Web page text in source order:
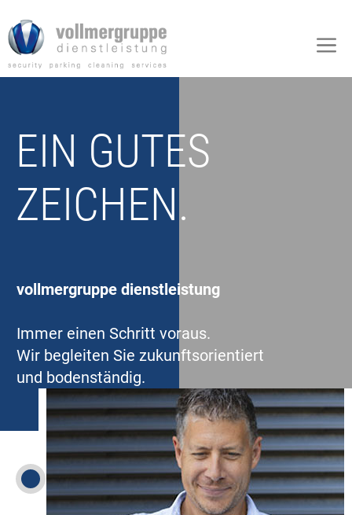
Inhalt
springen
EIN GUTES
ZEICHEN.
vollmergruppe dienstleistung
Immer einen Schritt voraus.
Wir begleiten Sie zukunftsorientiert
und bodenständig.